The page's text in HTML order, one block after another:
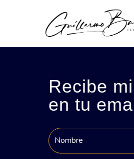
Recibe
en tu